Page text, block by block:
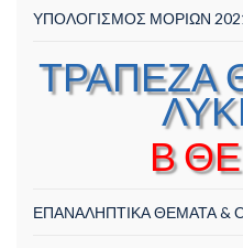
ΥΠΟΛΟΓΙΣΜΟΣ ΜΟΡΙΩΝ
ΤΡΑΠΕΖΑ
Β
ΕΠΑΝΑΛΗΠΤΙΚΑ ΘΕΜΑΤΑ &